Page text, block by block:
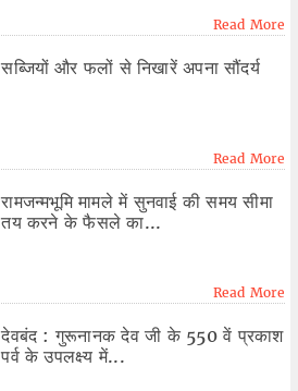
Read More
सब्जियों और फलों से निखारें अपना सौंदर्य
Read More
रामजन्मभूमि मामले में सुनवाई की समय सीमा
तय करने के फैसले का...
Read More
देवबंद : गुरूनानक देव जी के 550 वें प्रकाश
पर्व के उपलक्ष्य में...